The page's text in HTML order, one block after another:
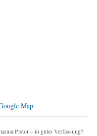
Map
Pistor – in guter Verfassung?